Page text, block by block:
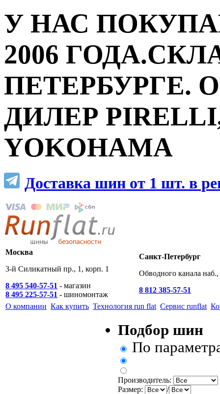
У НАС
2006
ПЕТЕРБУРГЕ.
ДИЛЕР
YOKOHAMA
Доставка шин от 1 шт. в
Москва
3-й Силикатный пр., 1, корп. 1
8 495 540-57-51 - магазин
8 495 225-57-51 - шиномонтаж
Санкт-Петербург
Обводного канала
8 812 385-57-51
О компании Как купить Технология run flat Сервис runflat
Подбор шин
По
Производитель:
Размер:
/